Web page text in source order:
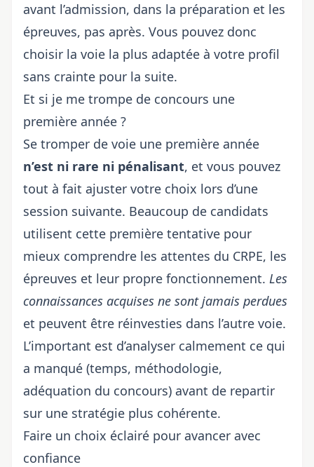
avant l’admission, dans la préparation et les
épreuves, pas après. Vous pouvez donc
choisir la voie la plus adaptée à votre profil
sans crainte pour la suite.
Et si je me trompe de concours une
première année ?
Se tromper de voie une première année
n’est ni rare ni pénalisant, et vous pouvez
tout à fait ajuster votre choix lors d’une
session suivante. Beaucoup de candidats
utilisent cette première tentative pour
mieux comprendre les attentes du CRPE, les
épreuves et leur propre fonctionnement. Les
connaissances acquises ne sont jamais perdues
et peuvent être réinvesties dans l’autre voie.
L’important est d’analyser calmement ce qui
a manqué (temps, méthodologie,
adéquation du concours) avant de repartir
sur une stratégie plus cohérente.
Faire un choix éclairé pour avancer avec
confiance